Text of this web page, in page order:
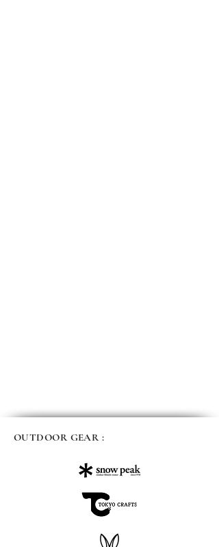
OUTDOOR GEAR :